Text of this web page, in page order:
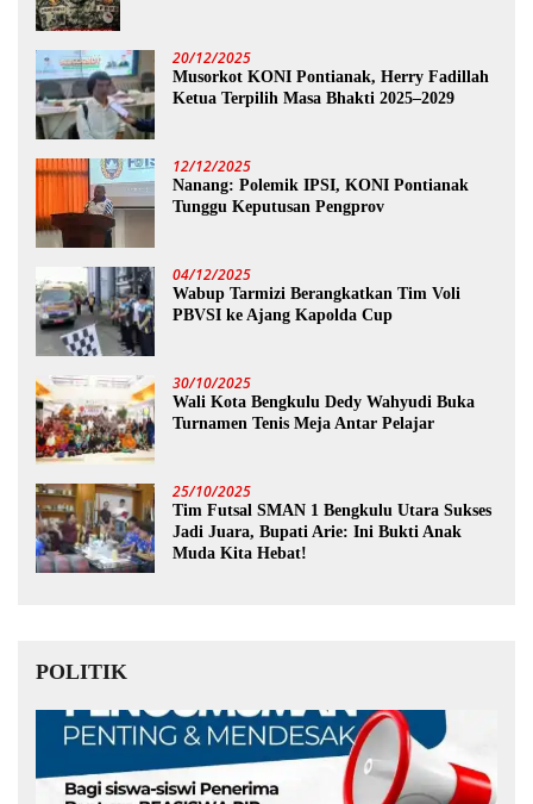
20/12/2025
Musorkot KONI Pontianak, Herry Fadillah
Ketua Terpilih Masa Bhakti 2025–2029
12/12/2025
Nanang: Polemik IPSI, KONI Pontianak
Tunggu Keputusan Pengprov
04/12/2025
Wabup Tarmizi Berangkatkan Tim Voli
PBVSI ke Ajang Kapolda Cup
30/10/2025
Wali Kota Bengkulu Dedy Wahyudi Buka
Turnamen Tenis Meja Antar Pelajar
25/10/2025
Tim Futsal SMAN 1 Bengkulu Utara Sukses
Jadi Juara, Bupati Arie: Ini Bukti Anak
Muda Kita Hebat!
POLITIK